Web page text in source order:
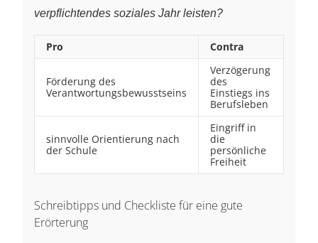
verpflichtendes soziales Jahr leisten?
Pro Contra
Förderung des
Verantwortungsbewusstseins
Verzögerung
des
Einstiegs ins
Berufsleben
sinnvolle Orientierung nach
der Schule
Eingriff in
die
persönliche
Freiheit
Schreibtipps und Checkliste für eine gute
Erörterung